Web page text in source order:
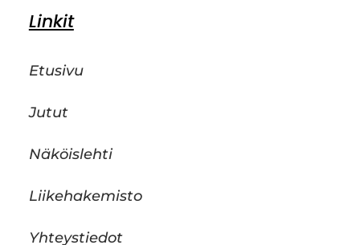
Linkit
Etusivu
Jutut
Näköislehti
Liikehakemisto
Yhteystiedot